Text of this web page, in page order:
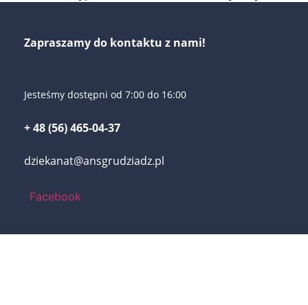
Zapraszamy do kontaktu z nami!
Jesteśmy dostępni od 7:00 do 16:00
+ 48 (56) 465-04-37
dziekanat@ansgrudziadz.pl
Facebook